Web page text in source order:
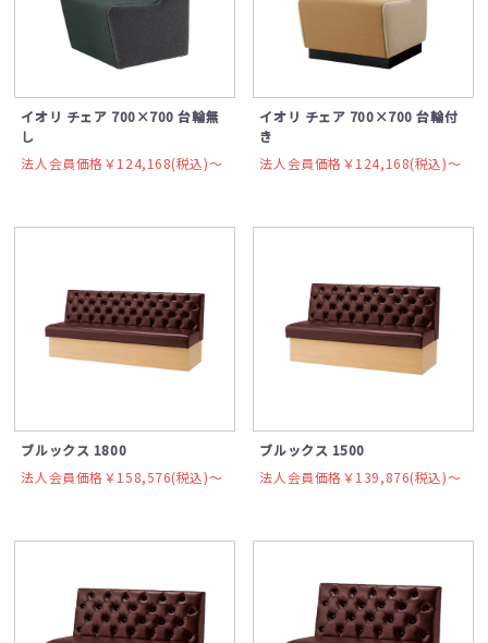
イオリ チェア 700×700 台輪無
し
法人会員価格￥124,168(税込)〜
イオリ チェア 700×700 台輪付
き
法人会員価格￥124,168(税込)〜
ブルックス 1800
法人会員価格￥158,576(税込)〜
ブルックス 1500
法人会員価格￥139,876(税込)〜